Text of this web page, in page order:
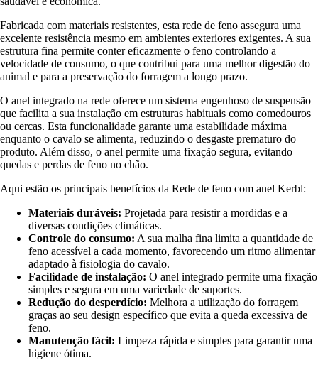
Fabricada com materiais resistentes, esta rede de feno assegura uma
excelente resistência mesmo em ambientes exteriores exigentes. A sua
estrutura fina permite conter eficazmente o feno controlando a
velocidade de consumo, o que contribui para uma melhor digestão do
animal e para a preservação do forragem a longo prazo.
O anel integrado na rede oferece um sistema engenhoso de suspensão
que facilita a sua instalação em estruturas habituais como comedouros
ou cercas. Esta funcionalidade garante uma estabilidade máxima
enquanto o cavalo se alimenta, reduzindo o desgaste prematuro do
produto. Além disso, o anel permite uma fixação segura, evitando
quedas e perdas de feno no chão.
Aqui estão os principais benefícios da Rede de feno com anel Kerbl:
Materiais duráveis: Projetada para resistir a mordidas e a
diversas condições climáticas.
Controle do consumo: A sua malha fina limita a quantidade de
feno acessível a cada momento, favorecendo um ritmo alimentar
adaptado à fisiologia do cavalo.
Facilidade de instalação: O anel integrado permite uma fixação
simples e segura em uma variedade de suportes.
Redução do desperdício: Melhora a utilização do forragem
graças ao seu design específico que evita a queda excessiva de
feno.
Manutenção fácil: Limpeza rápida e simples para garantir uma
higiene ótima.